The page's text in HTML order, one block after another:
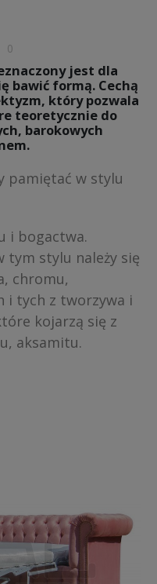
0
jest dla
bawić formą. Cechą
który pozwala
teoretycznie do
barokowych
pamiętać w stylu
i bogactwa.
tym stylu należy się
chromu,
i tych z tworzywa i
kojarzą się z
aksamitu.